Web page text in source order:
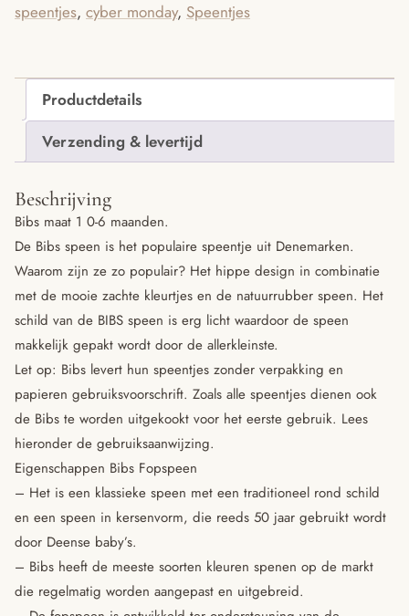
speentjes, cyber monday, Speentjes
Productdetails
Verzending & levertijd
Beschrijving
Bibs maat 1 0-6 maanden.
De Bibs speen is het populaire speentje uit Denemarken.
Waarom zijn ze zo populair? Het hippe design in combinatie
met de mooie zachte kleurtjes en de natuurrubber speen. Het
schild van de BIBS speen is erg licht waardoor de speen
makkelijk gepakt wordt door de allerkleinste.
Let op: Bibs levert hun speentjes zonder verpakking en
papieren gebruiksvoorschrift. Zoals alle speentjes dienen ook
de Bibs te worden uitgekookt voor het eerste gebruik. Lees
hieronder de gebruiksaanwijzing.
Eigenschappen Bibs Fopspeen
– Het is een klassieke speen met een traditioneel rond schild
en een speen in kersenvorm, die reeds 50 jaar gebruikt wordt
door Deense baby’s.
– Bibs heeft de meeste soorten kleuren spenen op de markt
die regelmatig worden aangepast en uitgebreid.